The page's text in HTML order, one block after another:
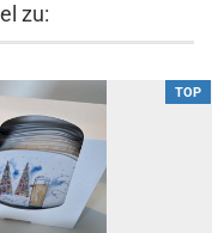
zu:
TOP